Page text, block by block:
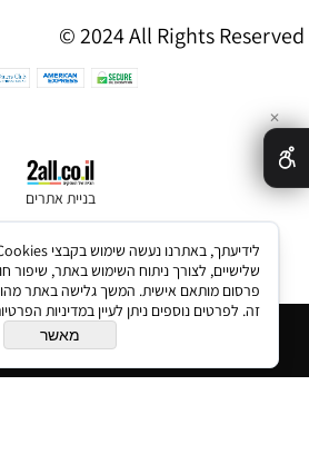
הוסף לסל
© 2024 All Rights Reserved
בניית אתרים
✕
שלישיים, לצורך ניתוח השימוש באתר, שיפור
פרסום מותאם אישית. המשך גלישה באתר
זה. לפרטים נוספים ניתן לעיין במדיניות
מאשר